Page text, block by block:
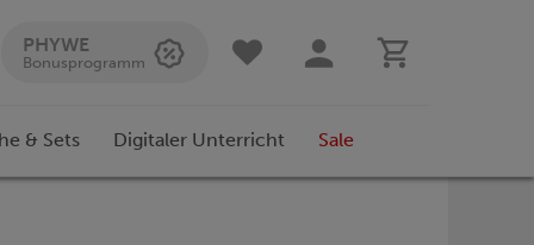
PHYWE
Bonusprogramm
& Sets Digitaler Unterricht Sale